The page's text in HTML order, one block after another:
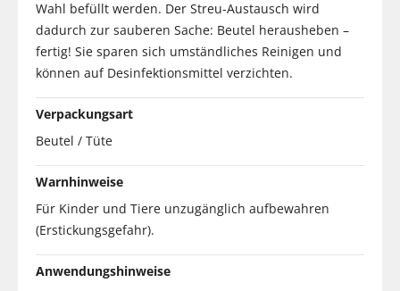
Wahl befüllt werden. Der Streu-Austausch wird
dadurch zur sauberen Sache: Beutel herausheben –
fertig! Sie sparen sich umständliches Reinigen und
können auf Desinfektionsmittel verzichten.
Verpackungsart
Beutel / Tüte
Warnhinweise
Für Kinder und Tiere unzugänglich aufbewahren
(Erstickungsgefahr).
Anwendungshinweise